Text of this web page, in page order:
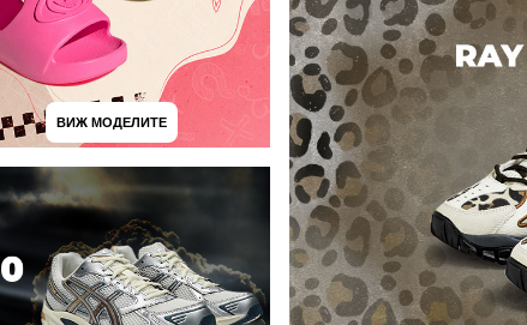
ВИЖ МОДЕЛИТЕ